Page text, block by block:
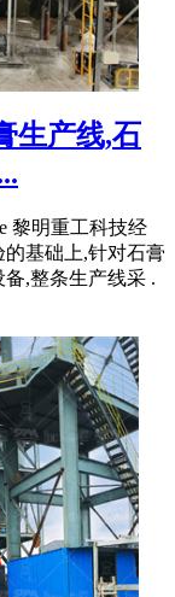
生产线,石
黎明重工科技经
基础上,针对石膏
,整条生产线采 .